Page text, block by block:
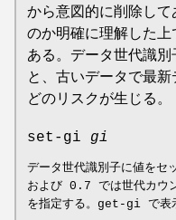
から意図的に削除し
のか明確に理解した
ある。データ世代識
と、古いデータで最
どのリスクが生じる。
set-gi gi
データ世代識別子に値をセ
および 0.7 では世代カウ
を指定する。get-gi で表示